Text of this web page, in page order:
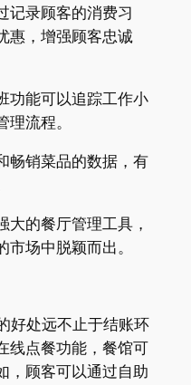
记录顾客的消费习
惠，增强顾客忠诚
功能可以追踪工作小
流程。
畅销菜品的数据，有
大的餐厅管理工具，
场中脱颖而出。
好处远不止于结账环
线点餐功能，餐馆可
，顾客可以通过自助